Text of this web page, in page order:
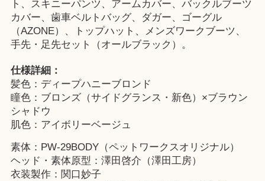
ト、スキニーパンツ、アームカバー、バックルブーツ
カバー、歯車ベルトバッグ、ダガー、ゴーグル
（AZONE）、トップハット、メンズワークブーツ、
手先・足先セット（オールブラック）。
仕様詳細：
髪色：ディープハニーブロンド
瞳色：ブロンズ（サイドグランス・新色）×ブラウン
シャドウ
肌色：アイボリーベージュ
素体：PW-29BODY（ペットワークスオリジナル）
ヘッド・素体原型：澤田啓介（澤田工房）
衣装製作：関口妙子